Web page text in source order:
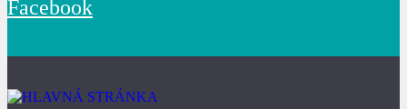
Facebook